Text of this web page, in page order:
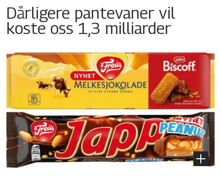
Dårligere pantevaner vil
koste oss 1,3 milliarder